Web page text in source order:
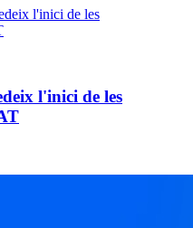
l'inici de les